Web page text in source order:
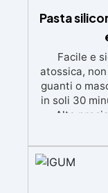
Pasta
Facile e
atossica,
guanti o
in soli 30
Alta
Versatile:
metallo a